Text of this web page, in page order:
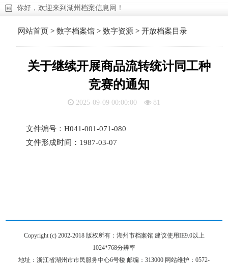
你好，欢迎来到湖州档案信息网！
网站首页 >数字档案馆 >数字资源 >开放档案目录
关于继续开展商品流转统计同工种
竞赛的通知
2025-09-09 00:00:00 81
文件编号：H041-001-071-080
文件形成时间：1987-03-07
Copyright (c) 2002-2018 版权所有：湖州市档案馆 建议使用IE9.0以上
1024*768分辨率
地址：浙江省湖州市市民服务中心6号楼 邮编：313000 网站维护：0572-